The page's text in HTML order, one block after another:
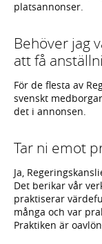
platsannonser.
Behöver jag
att få
För de flesta av
svenskt
det i annonsen.
Tar ni emot
Ja,
Det berikar vår
praktiserar
många och var
Praktiken är